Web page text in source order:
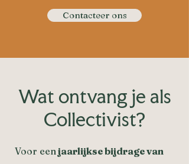
Contacteer ons
Wat ontvang je als
Collectivist?
Voor eenjaarlijkse bijdrage van